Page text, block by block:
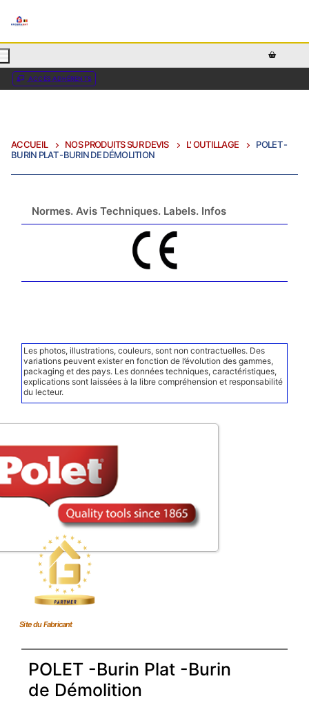
ACCÈS ADHÉRENTS
ACCUEIL NOS PRODUITS SUR DEVIS L' OUTILLAGE
POLET -
BURIN PLAT -BURIN DE DÉMOLITION
Normes. Avis Techniques. Labels. Infos
Les photos, illustrations, couleurs, sont non contractuelles. Des
variations peuvent exister en fonction de l’évolution des gammes,
packaging et des pays. Les données techniques, caractéristiques,
explications sont laissées à la libre compréhension et responsabilité
du lecteur.
Site du Fabricant
POLET -Burin Plat -Burin
de Démolition